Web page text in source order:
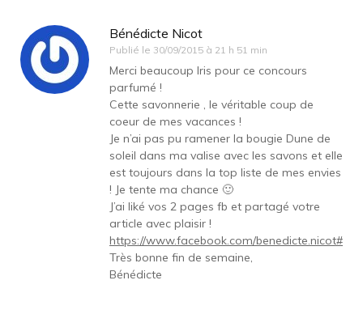
Bénédicte Nicot
Publié le 30/09/2015 à 21 h 51 min
Merci beaucoup Iris pour ce concours
parfumé !
Cette savonnerie , le véritable coup de
coeur de mes vacances !
Je n’ai pas pu ramener la bougie Dune de
soleil dans ma valise avec les savons et elle
est toujours dans la top liste de mes envies
! Je tente ma chance 🙂
J’ai liké vos 2 pages fb et partagé votre
article avec plaisir !
https://www.facebook.com/benedicte.nicot#
Très bonne fin de semaine,
Bénédicte